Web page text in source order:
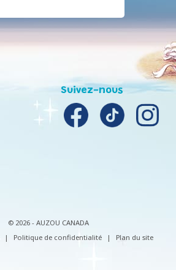
Suivez-nous
© 2026 - AUZOU CANADA
| Politique de confidentialité | Plan du site